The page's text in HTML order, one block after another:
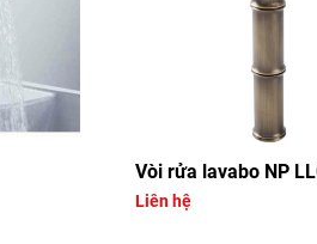
Vòi rửa lavabo NP
Liên hệ